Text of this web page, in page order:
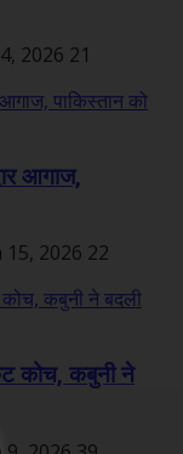
2026 21
आगाज,
15, 2026 22
कोच, कबुनी ने